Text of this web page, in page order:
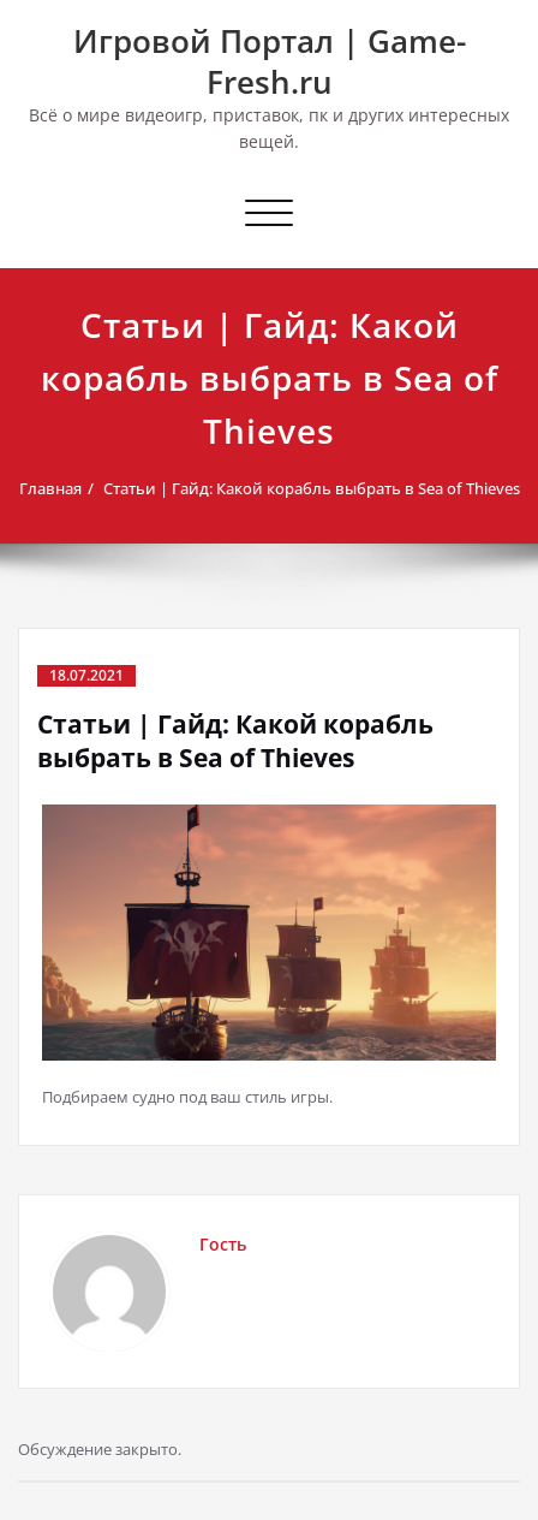
Игровой Портал | Game-
Fresh.ru
Всё о мире видеоигр, приставок, пк и других интересных
вещей.
Переключить
Статьи | Гайд: Какой
корабль выбрать в Sea of
Thieves
Главная Статьи | Гайд: Какой корабль выбрать в Sea of Thieves
18.07.2021
Статьи | Гайд: Какой корабль
выбрать в Sea of Thieves
Подбираем судно под ваш стиль игры.
Гость
Обсуждение закрыто.